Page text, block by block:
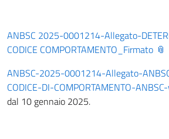
ANBSC 2025-0001214-Allegato-
CODICE COMPORTAMENTO_Firmato
ANBSC-2025-0001214-Allegato-
CODICE-DI-COMPORTAMENTO-
dal 10 gennaio 2025.